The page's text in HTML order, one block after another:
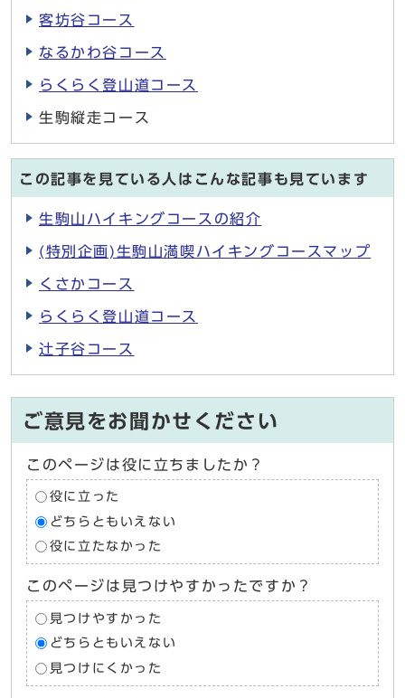
客坊谷コース
なるかわ谷コース
らくらく登山道コース
生駒縦走コース
この記事を見ている人はこんな記事も見ています
生駒山ハイキングコースの紹介
(特別企画)生駒山満喫ハイキングコースマップ
くさかコース
らくらく登山道コース
辻子谷コース
ご意見をお聞かせください
このページは役に立ちましたか？
役に立った
どちらともいえない
役に立たなかった
このページは見つけやすかったですか？
見つけやすかった
どちらともいえない
見つけにくかった